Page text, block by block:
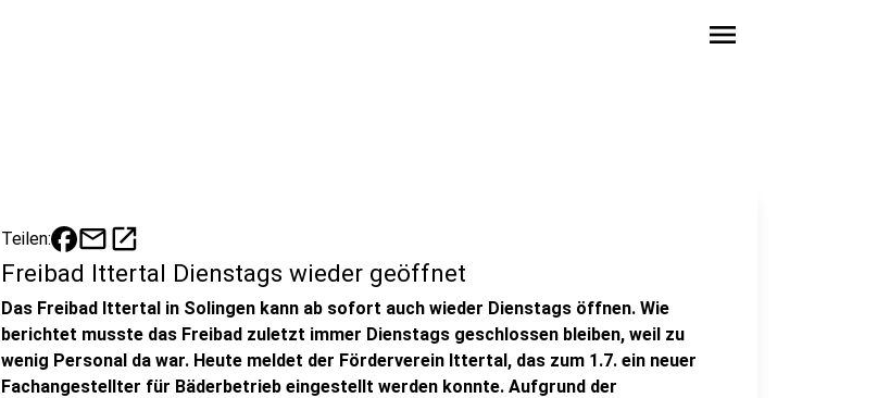
menu
Teilen: mailopen_in_new
Freibad Ittertal Dienstags wieder geöffnet
Das Freibad Ittertal in Solingen kann ab sofort auch wieder Dienstags öffnen. Wie
berichtet musste das Freibad zuletzt immer Dienstags geschlossen bleiben, weil zu
wenig Personal da war. Heute meldet der Förderverein Ittertal, das zum 1.7. ein neuer
Fachangestellter für Bäderbetrieb eingestellt werden konnte. Aufgrund der